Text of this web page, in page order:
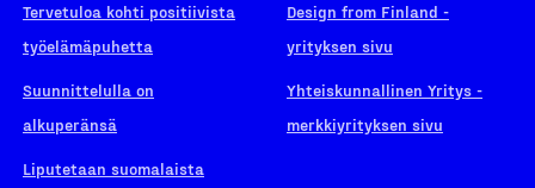
Tervetuloa kohti positiivista
työelämäpuhetta
Suunnittelulla on
alkuperänsä
Liputetaan suomalaista
Design from Finland -
yrityksen sivu
Yhteiskunnallinen Yritys -
merkkiyrityksen sivu